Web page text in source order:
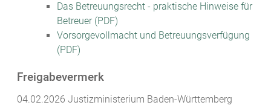
Das Betreuungsrecht - praktische Hinweise für
Betreuer (PDF)
Vorsorgevollmacht und Betreuungsverfügung
(PDF)
Freigabevermerk
04.02.2026 Justizministerium Baden-Württemberg